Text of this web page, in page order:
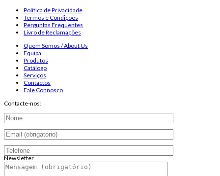
Política de Privacidade
Termos e Condições
Perguntas Frequentes
Livro de Reclamações
Quem Somos / About Us
Equipa
Produtos
Catálogo
Serviços
Contactos
Fale Connosco
Contacte-nos!
Newsletter
Endereço de email: